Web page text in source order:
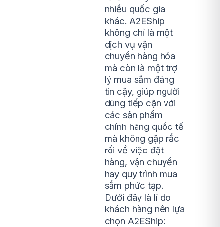
nhiều quốc gia
khác. A2EShip
không chỉ là một
dịch vụ vận
chuyển hàng hóa
mà còn là một trợ
lý mua sắm đáng
tin cậy, giúp người
dùng tiếp cận với
các sản phẩm
chính hãng quốc tế
mà không gặp rắc
rối về việc đặt
hàng, vận chuyển
hay quy trình mua
sắm phức tạp.
Dưới đây là lí do
khách hàng nên lựa
chọn A2EShip: